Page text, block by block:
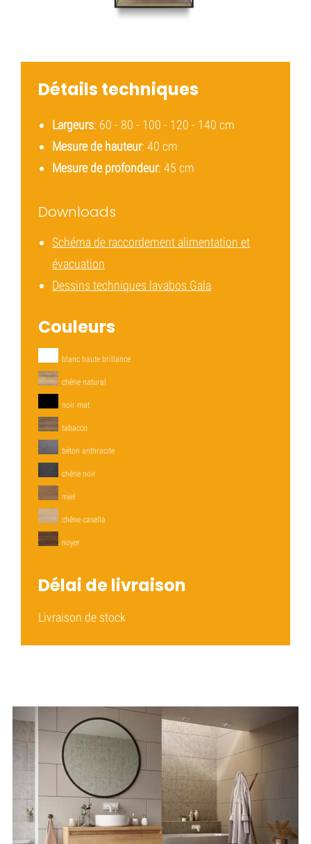
Détails techniques
Largeurs: 60 - 80 - 100 - 120 - 140 cm
Mesure de hauteur: 40 cm
Mesure de profondeur: 45 cm
Downloads
Schéma de raccordement alimentation et
évacuation
Dessins techniques lavabos Gala
Couleurs
blanc haute brillance
chêne natural
noir mat
tabacco
béton anthracite
chêne noir
miel
chêne casella
noyer
Délai de livraison
Livraison de stock